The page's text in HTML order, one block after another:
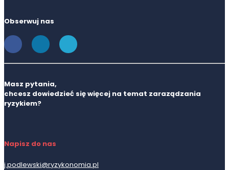
Obserwuj nas
Masz pytania,
chcesz dowiedzieć się więcej na temat zaraządzania
ryzykiem?
Napisz do nas
j.podlewski@ryzykonomia.pl